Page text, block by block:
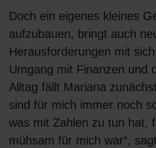
Doch ein eigenes kleines
aufzubauen, bringt auch
Herausforderungen mit
Umgang mit Finanzen und
Alltag fällt Mariana
sind für mich immer noch
was mit Zahlen zu tun hat,
mühsam für mich war“,